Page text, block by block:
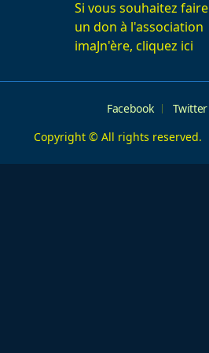
text">Page</span>Si vous souhaitez faire
un don à l'association
imaJn'ère, cliquez ici
Facebook Twitter
Copyright © All rights reserved.